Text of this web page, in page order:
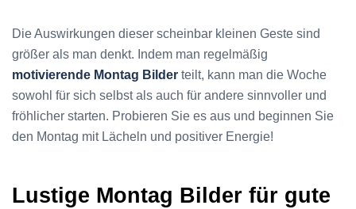
Die Auswirkungen dieser scheinbar kleinen Geste sind
größer als man denkt. Indem man regelmäßig
motivierende Montag Bilder teilt, kann man die Woche
sowohl für sich selbst als auch für andere sinnvoller und
fröhlicher starten. Probieren Sie es aus und beginnen Sie
den Montag mit Lächeln und positiver Energie!
Lustige Montag Bilder für gute